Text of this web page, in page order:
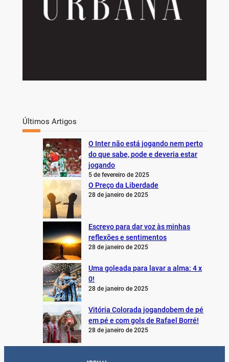
Últimos Artigos
O Inter não está jogando nem perto
do que sabe, pode e deveria estar
jogando
5 de fevereiro de 2025
O Preço da Liberdade
28 de janeiro de 2025
Escrevo para dar voz às minhas
reflexões e sentimentos
28 de janeiro de 2025
Uma goleada para lavar a alma: 4 x
0!
28 de janeiro de 2025
Vitória Colorada jogandobem de pé
em pé e com gols de Rafael Borré!
28 de janeiro de 2025